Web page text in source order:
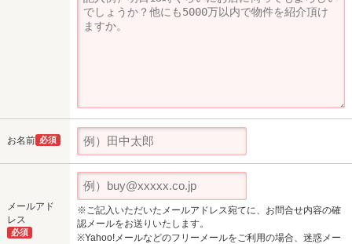
お名前 必須
メールアド
レス
必須
※ご記入いただいたメールアドレス宛てに、お問合せ内容の確
認メールをお送りいたします。
※Yahoo!メールなどのフリーメールをご利用の場合、迷惑メー